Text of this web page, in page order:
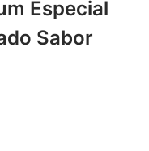
Especial
Sabor